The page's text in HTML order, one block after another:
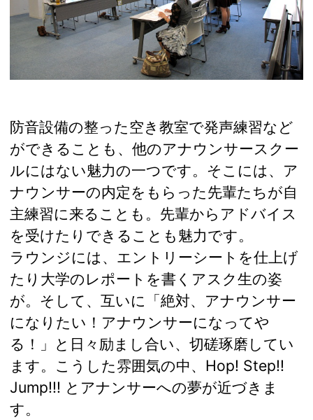
防音設備の整った空き教室で発声練習など
ができることも、他のアナウンサースクー
ルにはない魅力の一つです。そこには、ア
ナウンサーの内定をもらった先輩たちが自
主練習に来ることも。先輩からアドバイス
を受けたりできることも魅力です。
ラウンジには、エントリーシートを仕上げ
たり大学のレポートを書くアスク生の姿
が。そして、互いに「絶対、アナウンサー
になりたい！アナウンサーになってや
る！」と日々励まし合い、切磋琢磨してい
ます。こうした雰囲気の中、Hop! Step!!
Jump!!! とアナンサーへの夢が近づきま
す。